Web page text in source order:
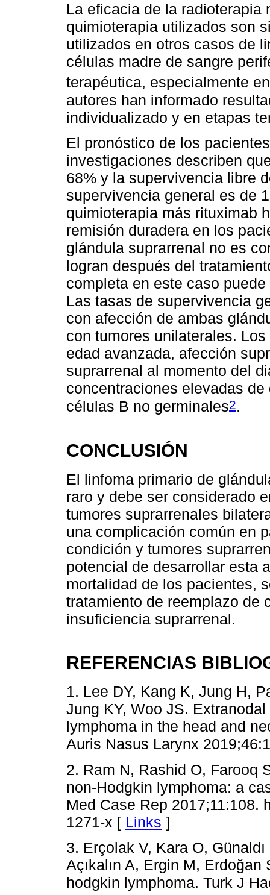
La eficacia de la radioterapia
quimioterapia utilizados son
utilizados en otros casos de
células madre de sangre
terapéutica, especialmente
autores han informado
individualizado y en etapas
El pronóstico de los
investigaciones describen
68% y la supervivencia libre
supervivencia general es de
quimioterapia más rituximab
remisión duradera en los
glándula suprarrenal no es
logran después del
completa en este caso
Las tasas de supervivencia
con afección de ambas
con tumores unilaterales.
edad avanzada, afección
suprarrenal al momento del
concentraciones elevadas
células B no germinales2.
CONCLUSIÓN
El linfoma primario de
raro y debe ser considerado
tumores suprarrenales
una complicación común en
condición y tumores
potencial de desarrollar esta
mortalidad de los pacientes,
tratamiento de reemplazo de
insuficiencia suprarrenal.
REFERENCIAS
1. Lee DY, Kang K, Jung H,
Jung KY, Woo JS.
lymphoma in the head and
Auris Nasus Larynx
2. Ram N, Rashid O, Farooq
non-Hodgkin lymphoma: a
Med Case Rep 2017;11:108.
1271-x [ Links ]
3. Erçolak V, Kara O,
Açıkalın A, Ergin M,
hodgkin lymphoma. Turk J